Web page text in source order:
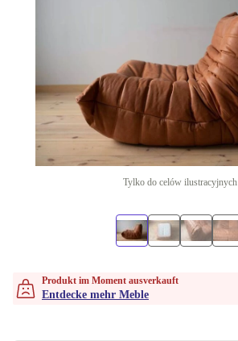
Tylko do celów ilustracyjnych
Produkt im Moment ausverkauft
Entdecke mehr Meble